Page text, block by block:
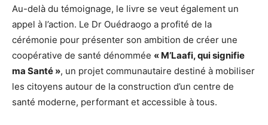
Au-delà du témoignage, le livre se veut également un
appel à l’action. Le Dr Ouédraogo a profité de la
cérémonie pour présenter son ambition de créer une
coopérative de santé dénommée « M’Laafi, qui signifie
ma Santé », un projet communautaire destiné à mobiliser
les citoyens autour de la construction d’un centre de
santé moderne, performant et accessible à tous.